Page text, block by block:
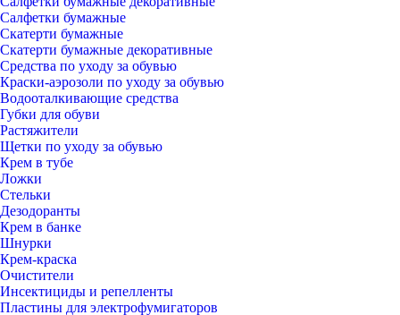
Салфетки бумажные
Скатерти бумажные
Скатерти бумажные декоративные
Средства по уходу за обувью
Краски-аэрозоли по уходу за обувью
Водооталкивающие средства
Губки для обуви
Растяжители
Щетки по уходу за обувью
Крем в тубе
Ложки
Стельки
Дезодоранты
Крем в банке
Шнурки
Крем-краска
Очистители
Инсектициды и репелленты
Пластины для электрофумигаторов